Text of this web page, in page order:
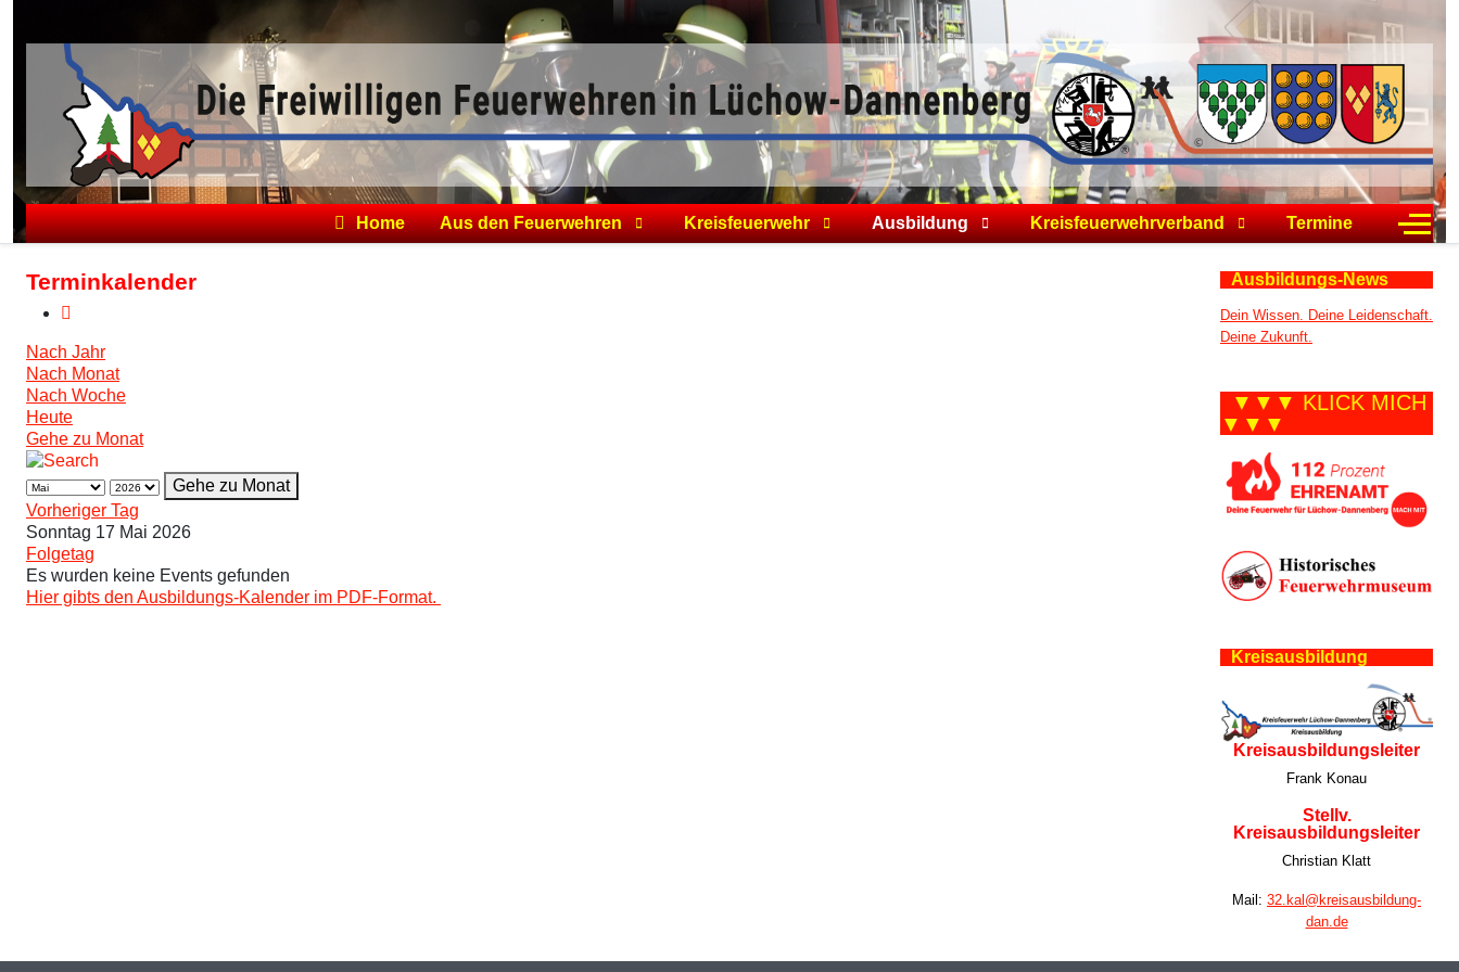
Home Aus den Feuerwehren Kreisfeuerwehr Ausbildung Kreisfeuerwehrverband Termine Off-
Terminkalender
Nach Jahr
Nach Monat
Nach Woche
Heute
Gehe zu Monat
Gehe zu Monat
Vorheriger Tag
Sonntag 17 Mai 2026
Folgetag
Es wurden keine Events gefunden
Hier gibts den Ausbildungs-Kalender im PDF-Format.
Ausbildungs-News
Dein Wissen. Deine Leidenschaft.
Deine Zukunft.
▼▼▼ KLICK MICH
▼▼▼
Kreisausbildung
Kreisausbildungsleiter
Frank Konau
Stellv.
Kreisausbildungsleiter
Christian Klatt
Mail: 32.kal@kreisausbildung-
dan.de